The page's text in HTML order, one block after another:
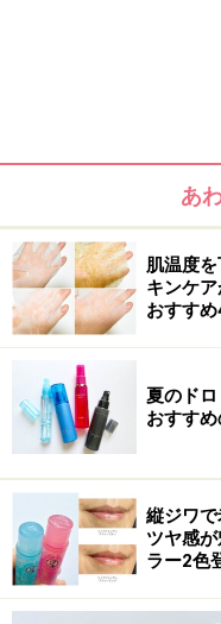
崩れにくくするには
事が肝心。そうすれ
ならずに見た目もキレ
いつものスキンケア
り、リキッドファン
ファンデーションを
あ
肌温度
キンケ
おすす
夏のド
おすす
縦ジワ
ツヤ感
ラー2色